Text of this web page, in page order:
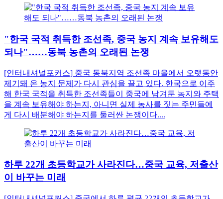
"한국 국적 취득한 조선족, 중국 농지 계속 보유해도
되나"……동북 농촌의 오래된 논쟁
[인터내셔널포커스] 중국 동북지역 조선족 마을에서 오랫동안
제기돼 온 농지 문제가 다시 관심을 끌고 있다. 한국으로 이주
해 한국 국적을 취득한 조선족들이 중국에 남겨둔 농지와 주택
을 계속 보유해야 하는지, 아니면 실제 농사를 짓는 주민들에
게 다시 배분해야 하는지를 둘러싼 논쟁이다....
하루 22개 초등학교가 사라진다…중국 교육, 저출산
이 바꾸는 미래